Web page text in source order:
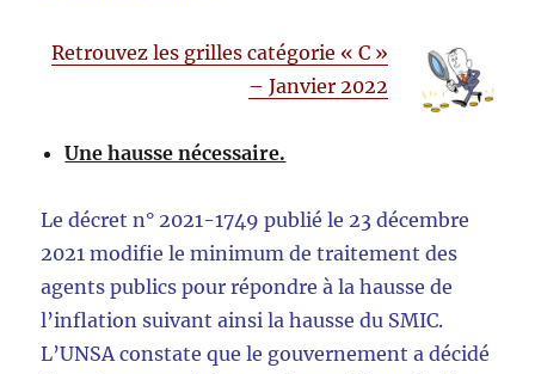
Retrouvez les grilles catégorie « C »
– Janvier 2022
Une hausse nécessaire.
Le décret n° 2021-1749 publié le 23 décembre
2021 modifie le minimum de traitement des
agents publics pour répondre à la hausse de
l’inflation suivant ainsi la hausse du SMIC.
L’UNSA constate que le gouvernement a décidé